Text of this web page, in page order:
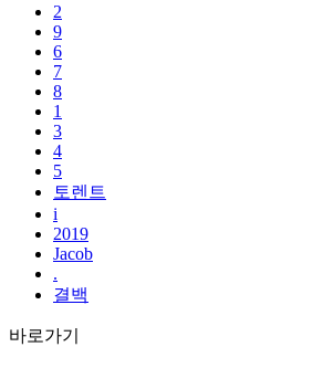
2
9
6
7
8
1
3
4
5
토렌트
i
2019
Jacob
.
결백
바로가기